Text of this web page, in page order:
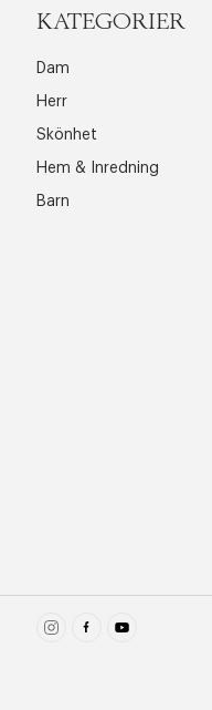
KATEGORIER
Dam
Herr
Skönhet
Hem & Inredning
Barn